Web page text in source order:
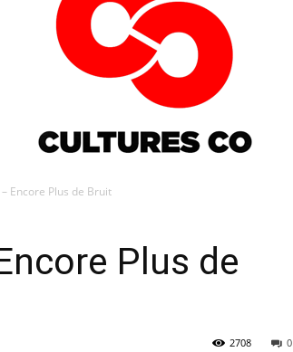
Encore Plus de Bruit
Plus de
0
2708